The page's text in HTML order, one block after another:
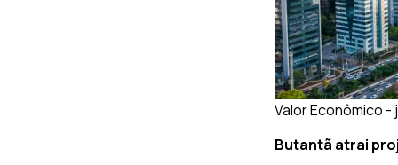
Valor Econômico -
Butantã atrai